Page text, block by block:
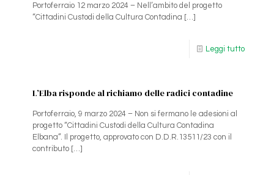
Portoferraio 12 marzo 2024 – Nell’ambito del progetto
“Cittadini Custodi della Cultura Contadina […]
Leggi tutto
L’Elba risponde al richiamo delle radici contadine
Portoferraio, 9 marzo 2024 – Non si fermano le adesioni al
progetto “Cittadini Custodi della Cultura Contadina
Elbana”. Il progetto, approvato con D.D.R.13511/23 con il
contributo […]